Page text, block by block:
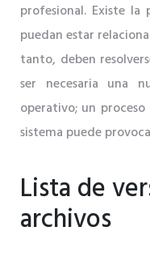
profesional. Existe
puedan estar
tanto, deben
ser necesaria una
operativo; un
sistema puede
Lista de
archivos